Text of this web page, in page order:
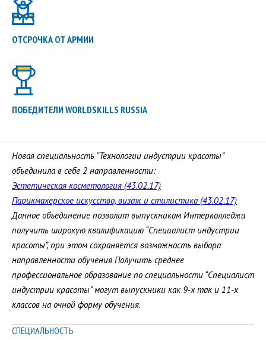
ОТСРОЧКА ОТ АРМИИ
ПОБЕДИТЕЛИ WORLDSKILLS RUSSIA
Новая специальность “Технологии индустрии красоты”
объединила в себе 2 направленности:
Эстетическая косметология (43.02.17)
Парикмахерское искусство, визаж и стилистика (43.02.17)
Данное объединение позволит выпускникам Интерколледжа
получить широкую квалификацию “Специалист индустрии
красоты”, при этом сохраняется возможность выбора
направленности обучения Получить среднее
профессиональное образование по специальности “Специалист
индустрии красоты” могут выпускники как 9-х так и 11-х
классов на очной форму обучения.
СПЕЦИАЛЬНОСТЬ